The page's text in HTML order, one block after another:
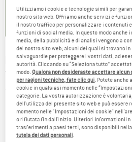
)
4,6
71
BLACK DIAMOND -Women's
Trek Poles - Bastoncini da
(0)
Utilizziamo i cookie e tecnologie simili per
nostro sito web. Offriamo anche servizi e
il nostro traffico per personalizzare i contenuti
funzioni di social media. In questo modo anche
media, della pubblicità e di analisi vengono a
del nostro sito web; alcuni dei quali si trovano
salvaguardie per proteggere i vostri dati, ad
autorità. Cliccando su “Seleziona tutto”
modo. Qualora non desideraste accettare
per ragioni tecniche, fate clic qui. Potete anche
cookie in qualsiasi momento nelle
categorie. La vostra autorizzazione è
dell'utilizzo del presente sito web e può essere
momento nelle "Impostazioni dei cookie"
o rifiutata fin dall'inizio. Ulteriori informazioni in
trasferimenti a paesi terzi, sono disponibili
tutela dei dati personali.